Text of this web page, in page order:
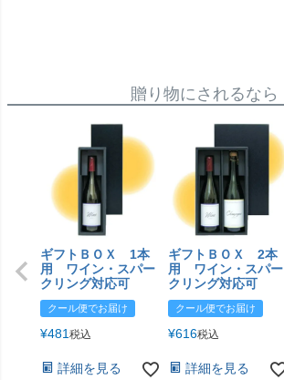
贈り物にされるなら
ギフトＢＯＸ 1本
用 ワイン・スパー
クリング対応可
クール便でお届け
¥481税込
詳細を見る
ギフトＢＯＸ 2本
用 ワイン・スパー
クリング対応可
クール便でお届け
¥616税込
詳細を見る